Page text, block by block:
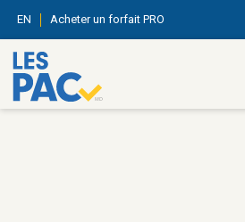
EN Acheter un forfait PRO